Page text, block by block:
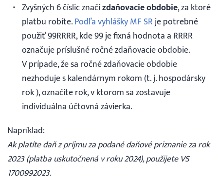
Zvyšných 6 číslic značízdaňovacie obdobie, za ktoré
platbu robíte.Podľa vyhlášky MF SRje potrebné
použiť 99RRRR, kde 99 je fixná hodnota a RRRR
označuje príslušné ročné zdaňovacie obdobie.
V prípade, že sa ročné zdaňovacie obdobie
nezhoduje s kalendárnym rokom (t. j. hospodársky
rok ), označíte rok, v ktorom sa zostavuje
individuálna účtovná závierka.
Napríklad:
Ak platíte daň z príjmu za podané daňové priznanie za rok
2023 (platba uskutočnená v roku 2024), použijete VS
1700992023.